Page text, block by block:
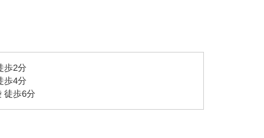
歩2分
歩4分
徒歩6分